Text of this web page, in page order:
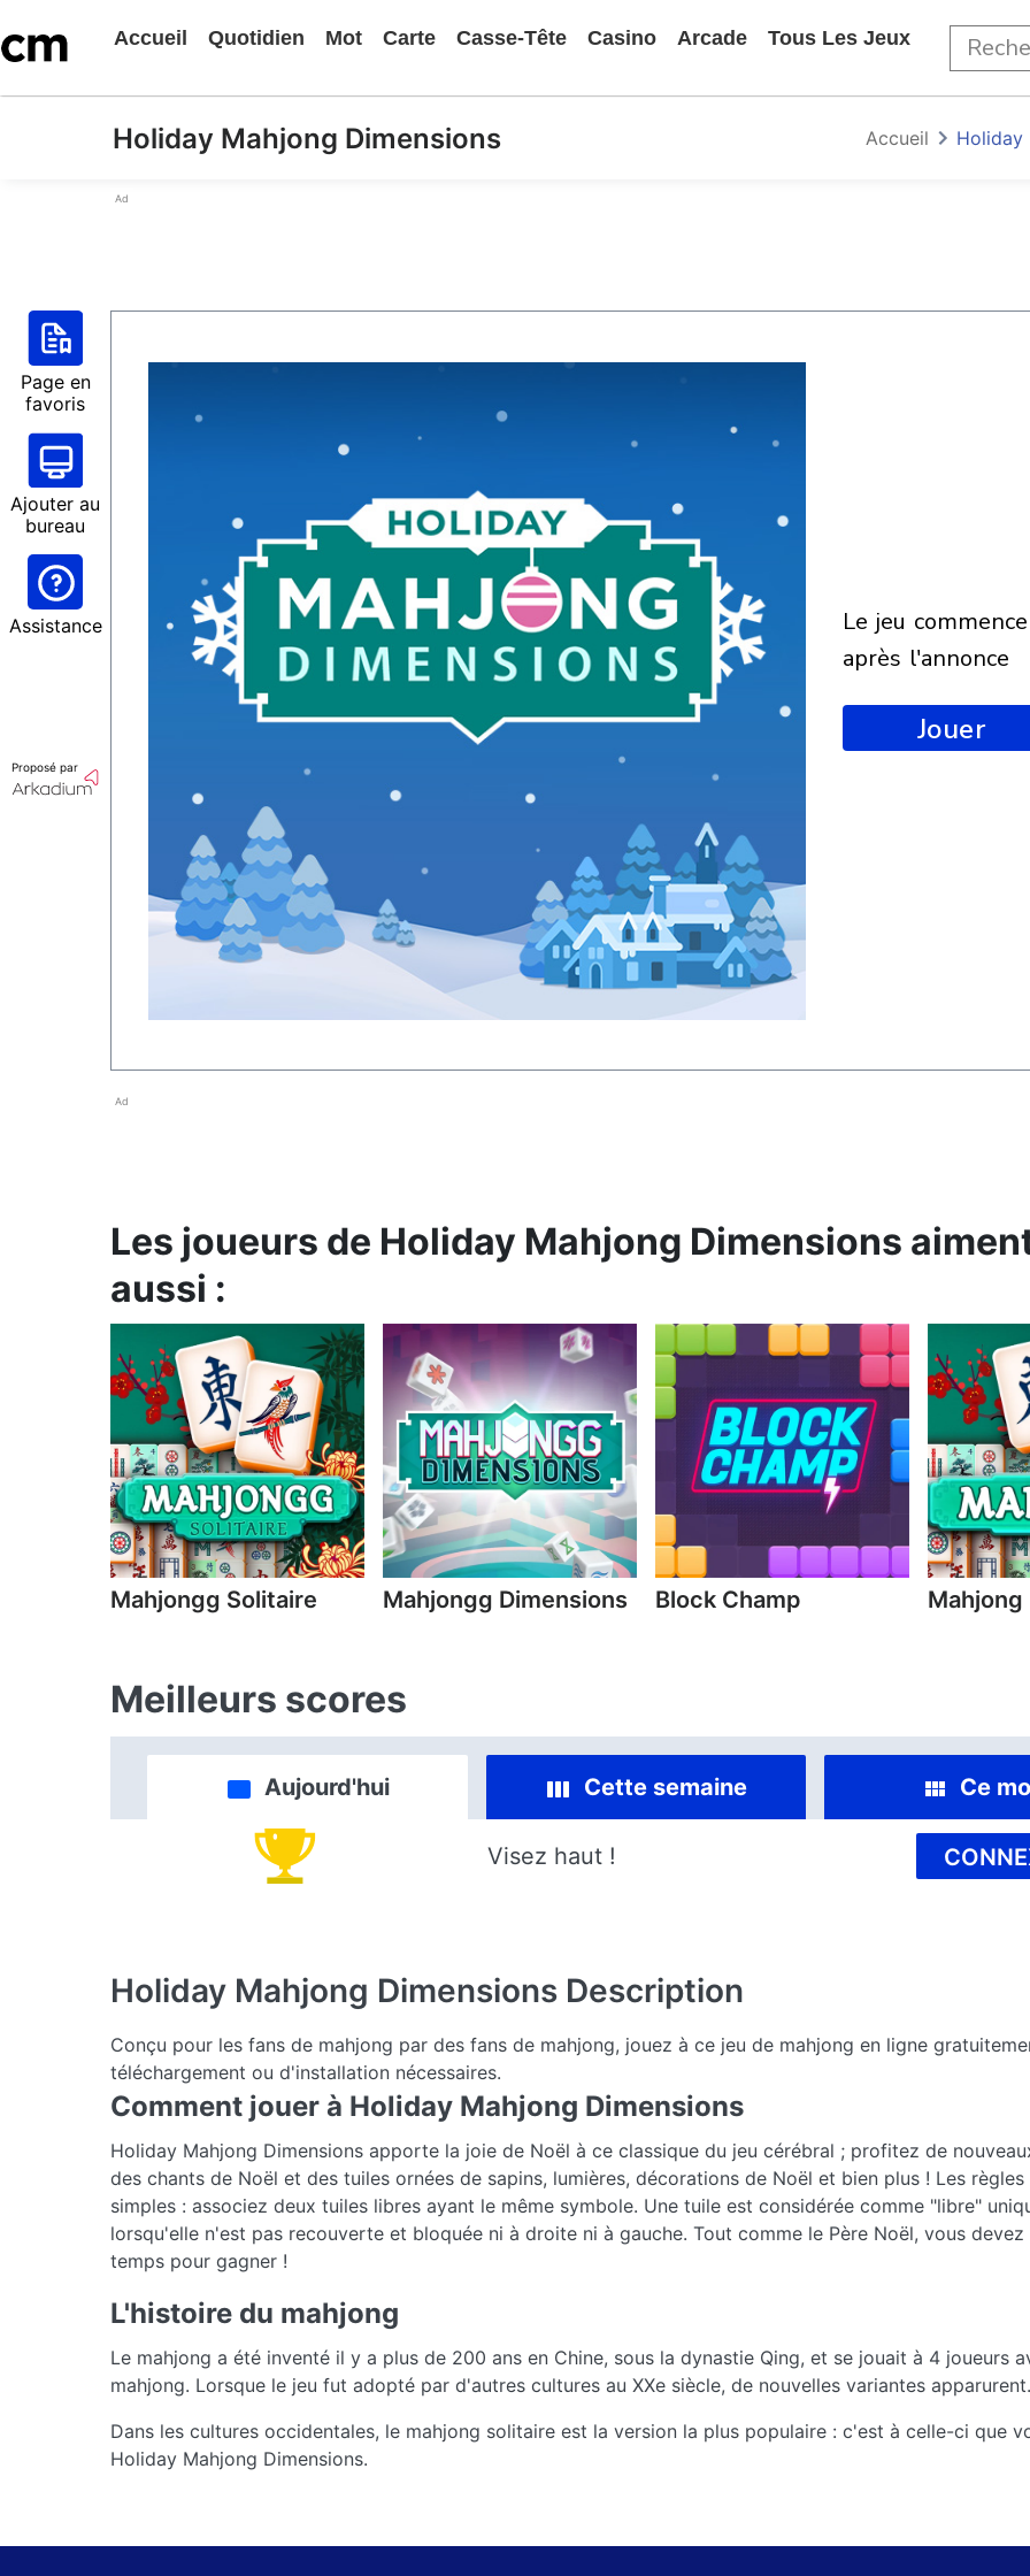
Accueil Quotidien Mot Carte Casse-Tête Casino Arcade Tous Les Jeux
Holiday Mahjong Dimensions Accueil Holiday
Ad
Page en
favoris
Ajouter au
bureau
Assistance
Proposé par
le jeu commencera
après l'annonce
Jouer
Ad
Les joueurs de Holiday Mahjong Dimensions
aussi :
Mahjongg Solitaire Mahjongg Dimensions Block Champ Mahjong
Meilleurs scores
Aujourd'hui Cette semaine Ce
Visez haut !
Holiday Mahjong Dimensions Description
Conçu pour les fans de mahjong par des fans de mahjong, jouez à ce jeu de mahjong en ligne
téléchargement ou d'installation nécessaires.
Comment jouer à Holiday Mahjong Dimensions
Holiday Mahjong Dimensions apporte la joie de Noël à ce classique du jeu cérébral ; profitez de
des chants de Noël et des tuiles ornées de sapins, lumières, décorations de Noël et bien plus ! Les
simples : associez deux tuiles libres ayant le même symbole. Une tuile est considérée comme "libre"
lorsqu'elle n'est pas recouverte et bloquée ni à droite ni à gauche. Tout comme le Père Noël, vous
temps pour gagner !
L'histoire du mahjong
Le mahjong a été inventé il y a plus de 200 ans en Chine, sous la dynastie Qing, et se jouait à 4 joueurs
mahjong. Lorsque le jeu fut adopté par d'autres cultures au XXe siècle, de nouvelles variantes apparurent.
Dans les cultures occidentales, le mahjong solitaire est la version la plus populaire : c'est à celle-ci que
Holiday Mahjong Dimensions.